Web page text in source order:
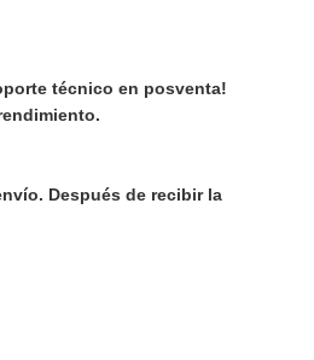
técnico en posventa!
Después de recibir la